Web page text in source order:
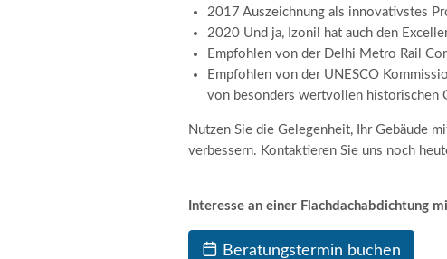
2017 Auszeichnung als innovativstes
2020 Und ja, Izonil hat auch den
Empfohlen von der Delhi Metro Rail
Empfohlen von der UNESCO
von besonders wertvollen historischen
Nutzen Sie die Gelegenheit, Ihr Gebäude
verbessern. Kontaktieren Sie uns noch
Interesse an einer Flachdachabdichtung
Beratungstermin buchen